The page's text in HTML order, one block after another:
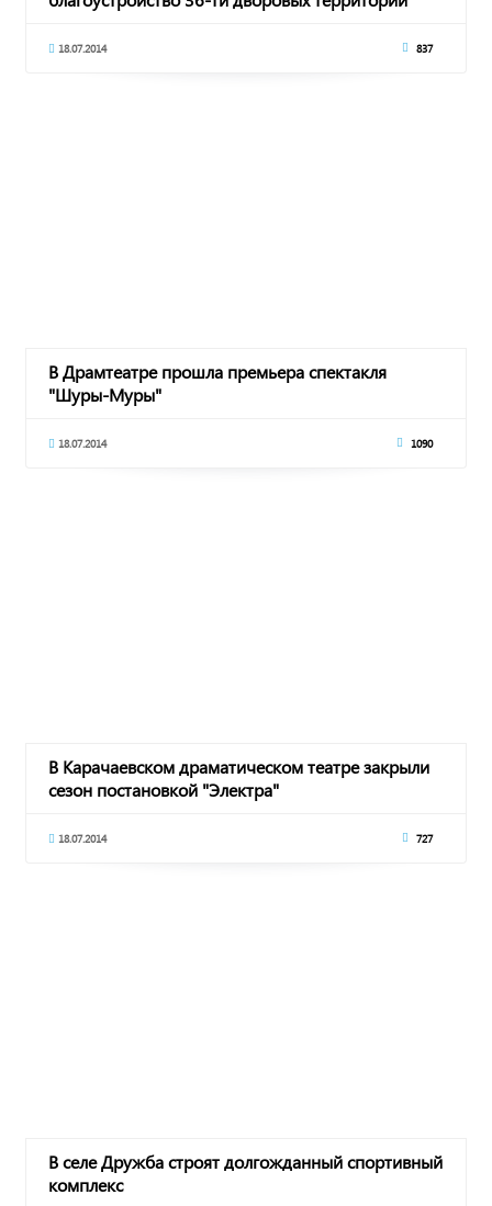
18.07.2014 837
В Драмтеатре прошла премьера спектакля
"Шуры-Муры"
18.07.2014 1090
В Карачаевском драматическом театре закрыли
сезон постановкой "Электра"
18.07.2014 727
В селе Дружба строят долгожданный спортивный
комплекс